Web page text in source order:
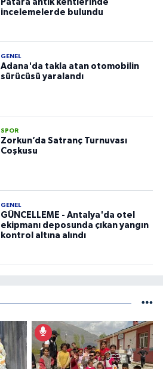
Patara antik kentlerinde
incelemelerde bulundu
GENEL
Adana'da takla atan otomobilin
sürücüsü yaralandı
SPOR
Zorkun’da Satranç Turnuvası
Coşkusu
GENEL
GÜNCELLEME - Antalya'da otel
ekipmanı deposunda çıkan yangın
kontrol altına alındı